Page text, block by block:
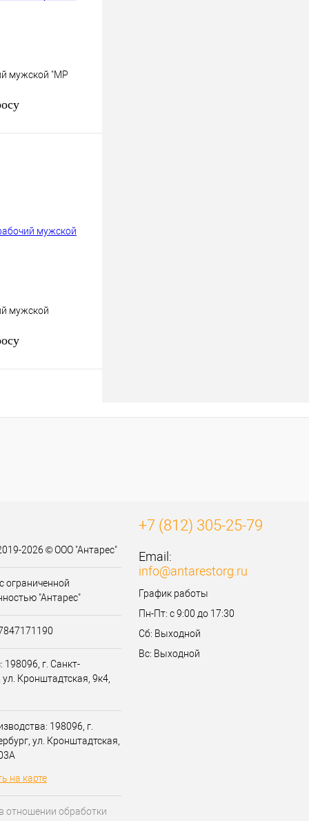
мужской "МР
мужской
2026 © ООО "Антарес"
ограниченной
"Антарес"
198096, г. Санкт-
ул. Кронштадтская, 9к4,
198096, г.
ул. Кронштадтская,
на карте
отношении обработки
+7 (812) 305-25-79
Email:
info@antarestorg.ru
График работы
Пн-Пт: с 9:00 до 17:30
Сб: Выходной
Вс: Выходной